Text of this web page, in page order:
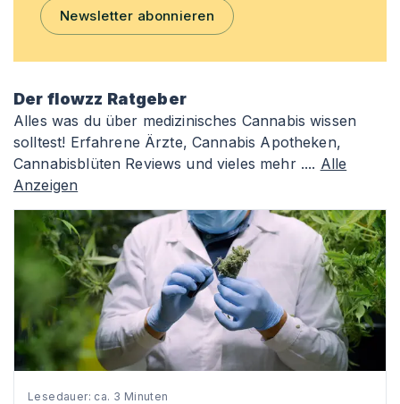
Newsletter abonnieren
Der flowzz Ratgeber
Alles was du über medizinisches Cannabis wissen
solltest! Erfahrene Ärzte, Cannabis Apotheken,
Cannabisblüten Reviews und vieles mehr .... Alle
Anzeigen
Lesedauer: ca. 3 Minuten